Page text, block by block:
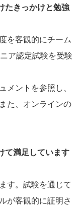
たきっかけと勉強
を客観的にチーム
ア認定試験を受験
ントを参照し、
た、オンラインの
て満足しています
す。試験を通じて
が客観的に証明さ